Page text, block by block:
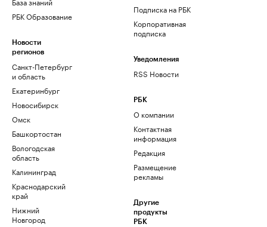
РБК Образование
Новости
регионов
Санкт-Петербург
и область
Екатеринбург
Новосибирск
Омск
Башкортостан
Вологодская
область
Калининград
Краснодарский
край
Нижний
Новгород
Подписка на РБК
Корпоративная
подписка
Уведомления
RSS Новости
РБК
О компании
Контактная
информация
Редакция
Размещение
рекламы
Другие
продукты
РБК